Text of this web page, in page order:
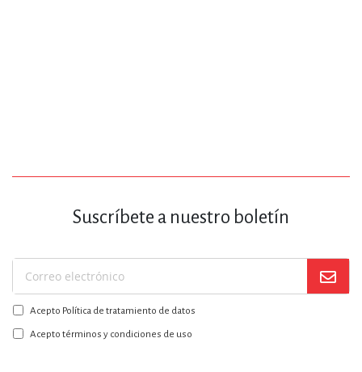
Suscríbete a nuestro boletín
Suscríbase
a
nuestro
boletín:
Acepto Política de tratamiento de datos
Acepto términos y condiciones de uso